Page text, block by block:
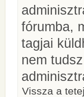
fórumba,
tagjai
nem
Vissza a